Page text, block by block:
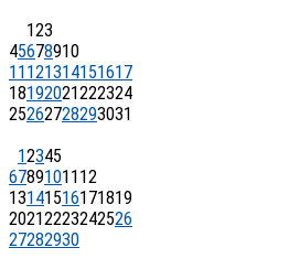
123
45678910
11121314151617
18192021222324
25262728293031
12345
6789101112
13141516171819
20212223242526
27282930